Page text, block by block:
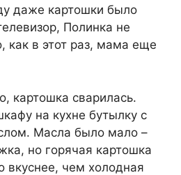
даже картошки было
Полинка не
как в этот раз, мама еще
картошка сварилась.
на кухне бутылку с
Масла было мало –
но горячая картошка
вкуснее, чем холодная